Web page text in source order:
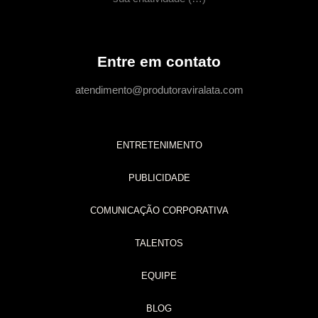
ENTRETENIMENTO
PUBLICIDADE
COMUNICAÇÃO CORPORATIVA
TALENTOS
EQUIPE
BLOG
Entre em contato
atendimento@produtoraviralata.com